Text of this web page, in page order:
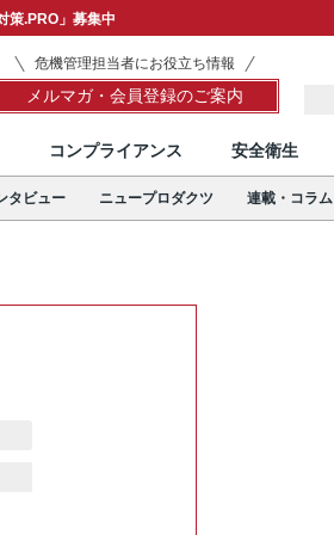
策.PRO」募集中
危機管理担当者にお役立ち情報
メルマガ・会員登録のご案内
コンプライアンス 安全衛生
タビュー ニュープロダクツ 連載・コラム